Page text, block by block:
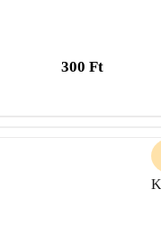
300 Ft